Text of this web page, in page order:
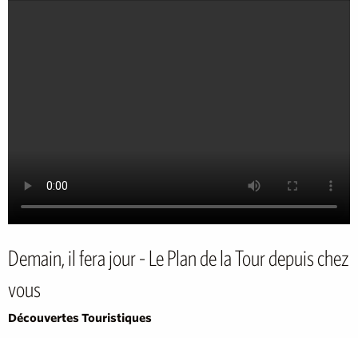
Demain, il fera jour - Le Plan de la Tour depuis chez
vous
Découvertes Touristiques